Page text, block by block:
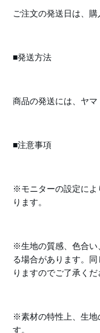
ご注文の発送日は、
■発送方法
商品の発送には、ヤマ
■注意事項
※モニターの設定によ
ります。
※生地の質感、色合い
る場合があります。
りますのでご了承くだ
※素材の特性上、生地
す。